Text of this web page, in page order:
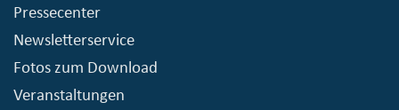
Pressecenter
Newsletterservice
Fotos zum Download
Veranstaltungen